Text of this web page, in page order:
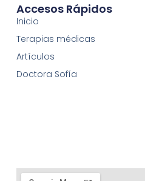
Accesos Rápidos
Inicio
Terapias médicas
Artículos
Doctora Sofía